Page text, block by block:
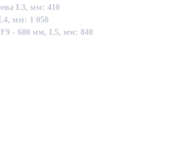
L3, мм: 410
мм: 1 050
- 600 мм, L5, мм: 840